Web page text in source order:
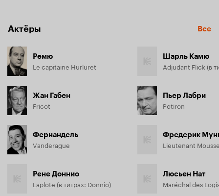
Актёры Все
Ремю
Le capitaine Hurluret
Жан Габен
Fricot
Фернандель
Vanderague
Рене Доннио
Laplote (в титрах: Donnio)
Шарль Камю
Пьер Лабри
Potiron
Фредерик
Lieutenant
Люсьен Нат
Maréchal des